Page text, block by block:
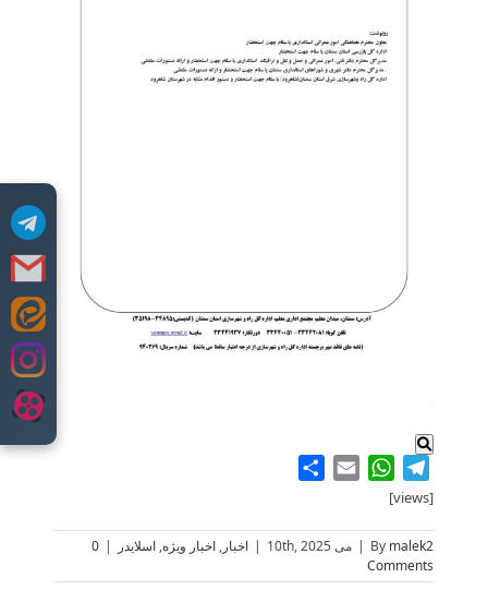
Skip
to
.
Telegram
WhatsApp
Email
[views]
By malek2
| می 10th, 2025 | اخبار, اخبار ویژه, اسلایدر |
0
Comments